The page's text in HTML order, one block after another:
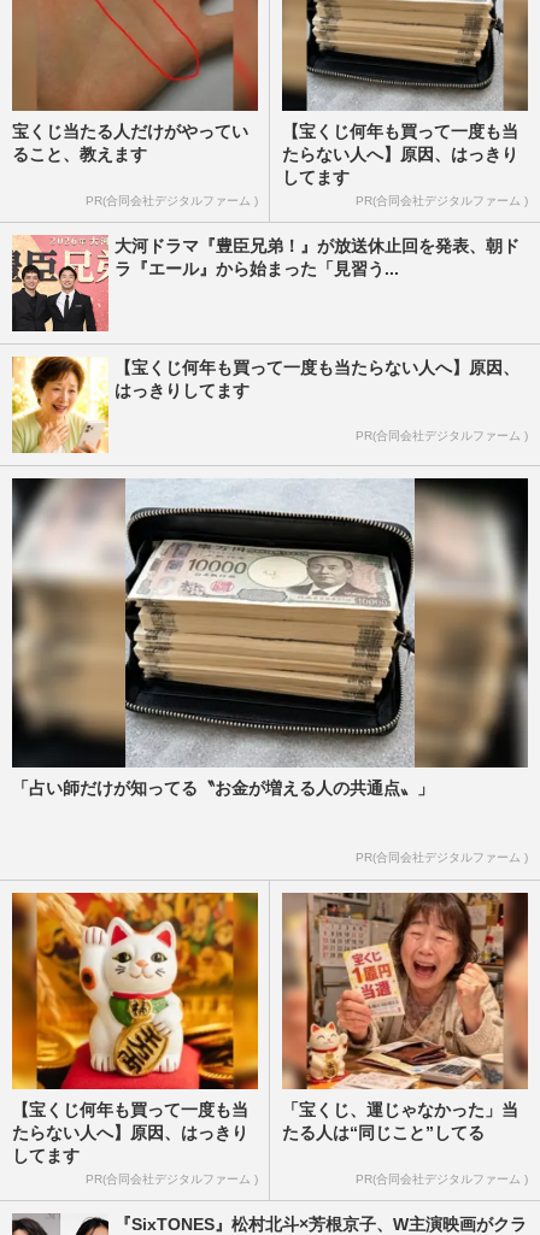
宝くじ当たる人だけがやってい
ること、教えます
PR(合同会社デジタルファーム )
【宝くじ何年も買って一度も当
たらない人へ】原因、はっきり
してます
PR(合同会社デジタルファーム )
大河ドラマ『豊臣兄弟！』が放送休止回を発表、朝ド
ラ『エール』から始まった「見習う...
【宝くじ何年も買って一度も当たらない人へ】原因、
はっきりしてます
PR(合同会社デジタルファーム )
「占い師だけが知ってる〝お金が増える人の共通点〟」
PR(合同会社デジタルファーム )
【宝くじ何年も買って一度も当
たらない人へ】原因、はっきり
してます
PR(合同会社デジタルファーム )
「宝くじ、運じゃなかった」当
たる人は“同じこと”してる
PR(合同会社デジタルファーム )
『SixTONES』松村北斗×芳根京子、W主演映画がクラ